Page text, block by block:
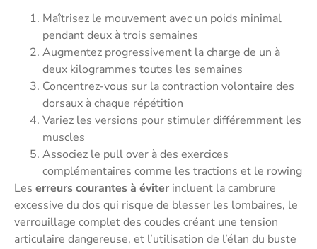
Maîtrisez le mouvement avec un poids minimal
pendant deux à trois semaines
Augmentez progressivement la charge de un à
deux kilogrammes toutes les semaines
Concentrez-vous sur la contraction volontaire des
dorsaux à chaque répétition
Variez les versions pour stimuler différemment les
muscles
Associez le pull over à des exercices
complémentaires comme les tractions et le rowing
Les erreurs courantes à éviter incluent la cambrure
excessive du dos qui risque de blesser les lombaires, le
verrouillage complet des coudes créant une tension
articulaire dangereuse, et l’utilisation de l’élan du buste